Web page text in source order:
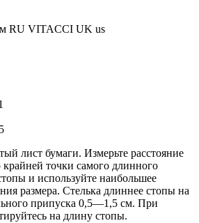
RU VITACCI UK us
лист бумаги. Измерьте расстояние
крайней точки самого длинного
и используйте наибольшее
размера. Стелька длиннее стопы на
припуска 0,5—1,5 см. При
на длину стопы.